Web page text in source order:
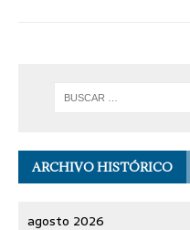
ARCHIVO HISTÓRICO
agosto 2026